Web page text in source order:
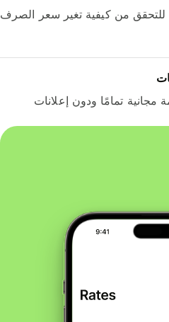
من كيفية تغير سعر الصرف
تمامًا ودون إعلانات